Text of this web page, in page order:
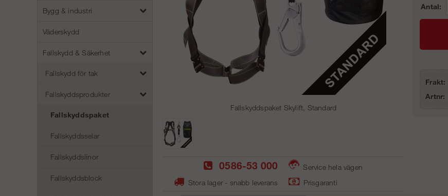
Bygg & industri
Väderskydd
Fallskydd & Säkerhet
Fallskydd för tak
Fallskyddsprodukter
Fallskyddspaket
Fallskyddsselar
Fallskyddslinor
Fallskyddsblock
Fallskyddspaket Skylift, Standard
0586-53 000
Service hela vägen
Stora lager - snabb leverans
Prisgaranti
Antal:
Frakt:
Artnr: